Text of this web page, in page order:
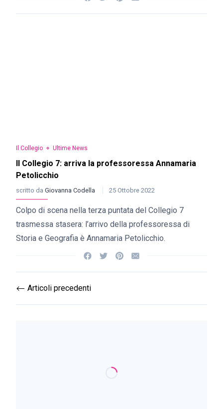
Il Collegio Ultime News
Il Collegio 7: arriva la professoressa Annamaria
Petolicchio
scritto da Giovanna Codella 25 Ottobre 2022
Colpo di scena nella terza puntata del Collegio 7
trasmessa stasera: l’arrivo della professoressa di
Storia e Geografia è Annamaria Petolicchio.
⟵ Articoli precedenti